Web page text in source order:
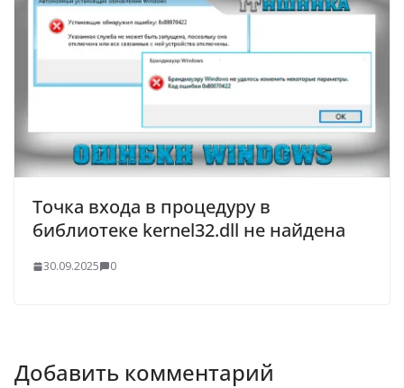
Точка входа в процедуру в
библиотеке kernel32.dll не найдена
30.09.2025 0
Добавить комментарий